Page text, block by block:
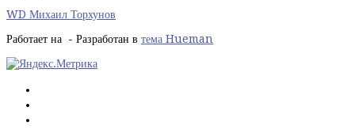
WD Михаил Торхунов
Работает на - Разработан в тема Hueman